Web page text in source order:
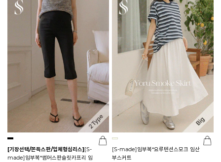
[기장선택/쫀득스판/입체형심리스][S-
made]임부복*썸머스판슬릿카프리 임
[S-made]임부복*요루텐션스모크 임산
부스커트